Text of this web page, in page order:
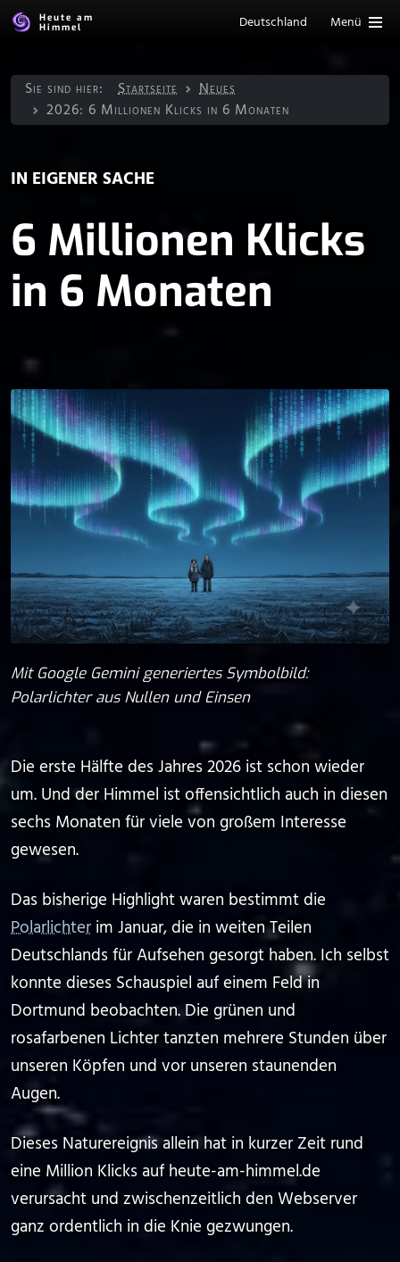
Heute am
Himmel
Deutschland Menü
Sie sind hier: Startseite
Neues
2026: 6 Millionen Klicks in 6 Monaten
IN EIGENER SACHE
6 Millionen Klicks
in 6 Monaten
Mit Google Gemini generiertes Symbolbild:
Polarlichter aus Nullen und Einsen
Die erste Hälfte des Jahres 2026 ist schon wieder
um. Und der Himmel ist offensichtlich auch in diesen
sechs Monaten für viele von großem Interesse
gewesen.
Das bisherige Highlight waren bestimmt die
Polarlichter im Januar, die in weiten Teilen
Deutschlands für Aufsehen gesorgt haben. Ich selbst
konnte dieses Schauspiel auf einem Feld in
Dortmund beobachten. Die grünen und
rosafarbenen Lichter tanzten mehrere Stunden über
unseren Köpfen und vor unseren staunenden
Augen.
Dieses Naturereignis allein hat in kurzer Zeit rund
eine Million Klicks auf heute-am-himmel.de
verursacht und zwischenzeitlich den Webserver
ganz ordentlich in die Knie gezwungen.